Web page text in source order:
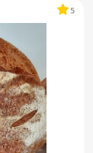
5